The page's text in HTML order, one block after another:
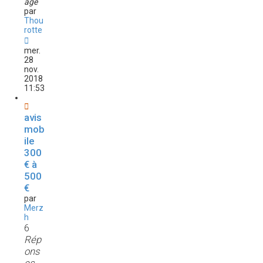
par
Thou
rotte
mer.
28
nov.
2018
11:53
avis
mob
ile
300
€ à
500
€
par
Merz
h
6
Rép
ons